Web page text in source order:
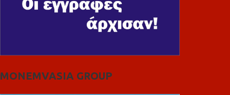
MONEMVASIA GROUP